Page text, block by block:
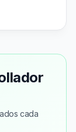
cada